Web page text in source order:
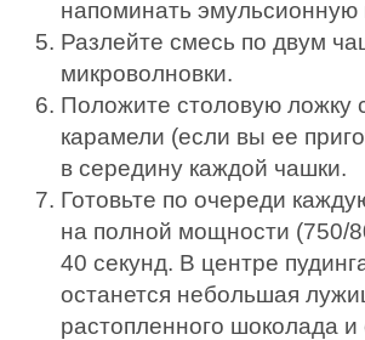
напоминать эмульсионную
Разлейте смесь по двум
микроволновки.
Положите столовую ложку
карамели (если вы ее
в середину каждой чашки.
Готовьте по очереди
на полной мощности (750/
40 секунд. В центре
останется небольшая
растопленного шоколада и